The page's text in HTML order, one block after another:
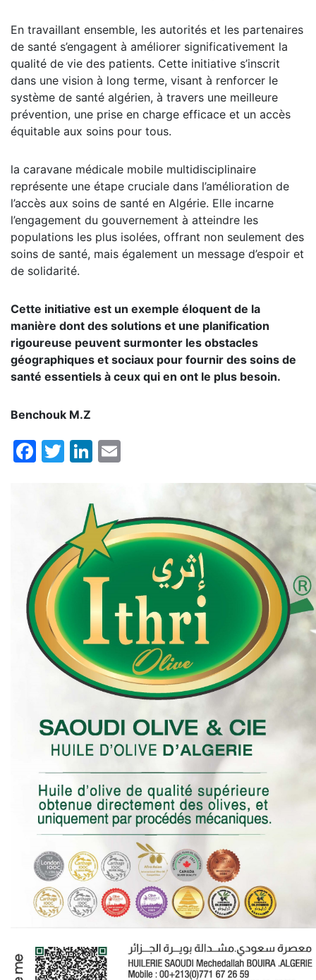
En travaillant ensemble, les autorités et les partenaires
de santé s’engagent à améliorer significativement la
qualité de vie des patients. Cette initiative s’inscrit
dans une vision à long terme, visant à renforcer le
système de santé algérien, à travers une meilleure
prévention, une prise en charge efficace et un accès
équitable aux soins pour tous.
la caravane médicale mobile multidisciplinaire
représente une étape cruciale dans l’amélioration de
l’accès aux soins de santé en Algérie. Elle incarne
l’engagement du gouvernement à atteindre les
populations les plus isolées, offrant non seulement des
soins de santé, mais également un message d’espoir et
de solidarité.
Cette initiative est un exemple éloquent de la
manière dont des solutions et une planification
rigoureuse peuvent surmonter les obstacles
géographiques et sociaux pour fournir des soins de
santé essentiels à ceux qui en ont le plus besoin.
Benchouk M.Z
Facebook
TwitterLinkedIn